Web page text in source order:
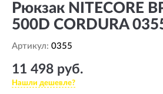
Рюкзак NITECORE
500D CORDURA
Артикул: 0355
11 498 руб.
Нашли дешевле?